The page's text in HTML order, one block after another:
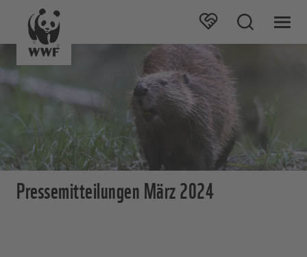
Pressemitteilungen März 2024